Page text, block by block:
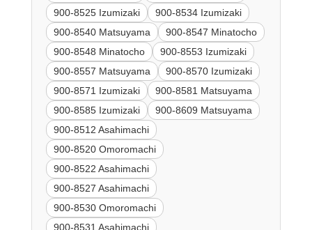
900-8525 Izumizaki
900-8534 Izumizaki
900-8540 Matsuyama
900-8547 Minatocho
900-8548 Minatocho
900-8553 Izumizaki
900-8557 Matsuyama
900-8570 Izumizaki
900-8571 Izumizaki
900-8581 Matsuyama
900-8585 Izumizaki
900-8609 Matsuyama
900-8512 Asahimachi
900-8520 Omoromachi
900-8522 Asahimachi
900-8527 Asahimachi
900-8530 Omoromachi
900-8531 Asahimachi